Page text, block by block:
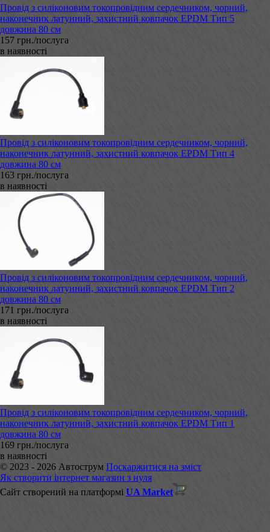
Провід з силіконовим токопровідним сердечником, чорний,
наконечник латунний, захистний ковпачок EPDM Тип 5
довжина 80 см
157 грн./послуга
в наявності
Провід з силіконовим токопровідним сердечником, чорний,
наконечник латунний, захистний ковпачок EPDM Тип 4
довжина 80 см
163 грн./послуга
в наявності
Провід з силіконовим токопровідним сердечником, чорний,
наконечник латунний, захистний ковпачок EPDM Тип 2
довжина 80 см
171 грн./послуга
в наявності
Провід з силіконовим токопровідним сердечником, чорний,
наконечник латунний, захистний ковпачок EPDM Тип 1
довжина 80 см
169 грн./послуга
в наявності
© 2023 - 2026 Автострум Поскаржитися на зміст
Як створити інтернет магазин з нуля
Сайт створений на платформі UA Market